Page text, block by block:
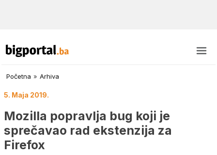
Početna » Arhiva
5. Maja 2019.
Mozilla popravlja bug koji je
sprečavao rad ekstenzija za
Firefox